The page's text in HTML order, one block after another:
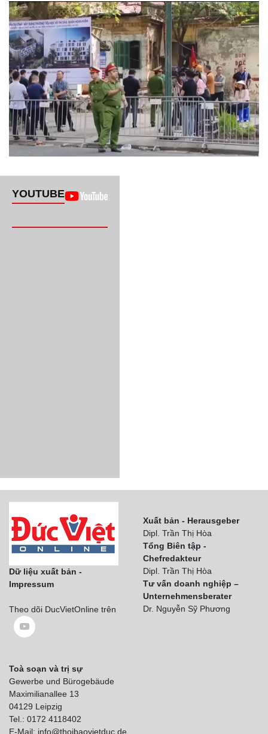
YOUTUBE
Dữ liệu xuất bản -
Impressum
Theo dõi DucVietOnline trên
Xuất bản - Herausgeber
Dipl. Trần Thị Hòa
Tổng Biên tập -
Chefredakteur
Dipl. Trần Thị Hòa
Tư vấn doanh nghiệp –
Unternehmensberater
Dr. Nguyễn Sỹ Phương
Toà soạn và trị sự
Gewerbe und Bürogebäude
Maximilianallee 13
04129 Leipzig
Tel.: 0172 4118402
E-Mail: info@thoibaovietduc.de